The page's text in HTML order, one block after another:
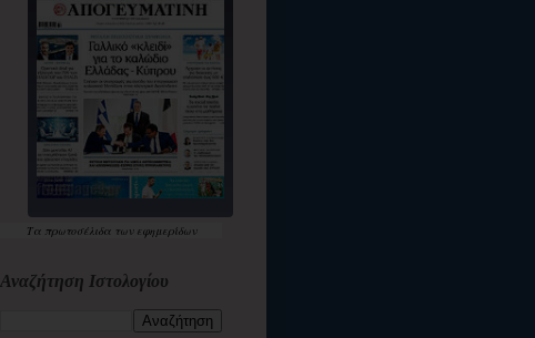
Τα πρωτοσέλιδατων εφημερίδων
Αναζήτηση Ιστολογίου